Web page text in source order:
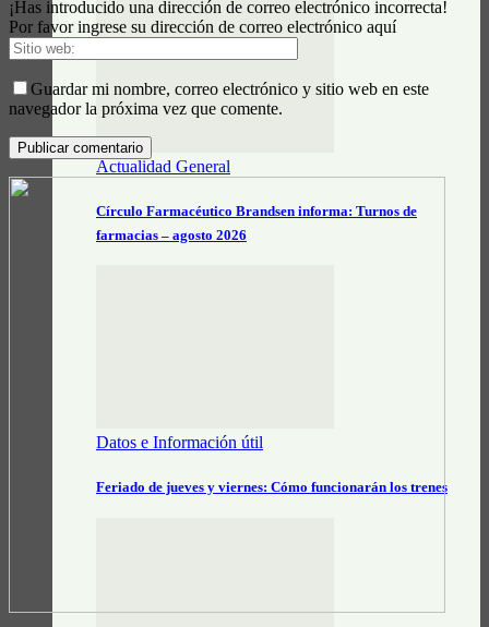
Actualidad General
Círculo Farmacéutico Brandsen informa: Turnos de
farmacias – agosto 2026
Datos e Información útil
Feriado de jueves y viernes: Cómo funcionarán los trenes
¡Has introducido una dirección de correo electrónico incorrecta!
Por favor ingrese su dirección de correo electrónico aquí
Guardar mi nombre, correo electrónico y sitio web en este
navegador la próxima vez que comente.